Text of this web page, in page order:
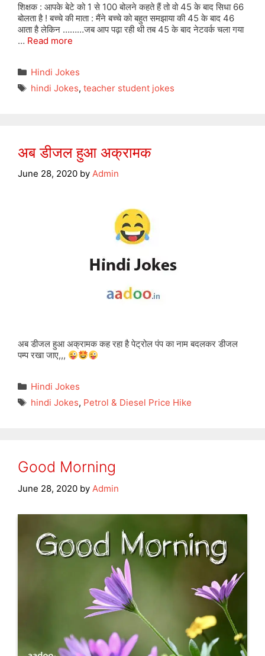
शिक्षक : आपके बेटे को 1 से 100 बोलने कहते हैं तो वो 45 के बाद सिधा 66
बोलता है ! बच्चे की माता : मैंने बच्चे को बहुत समझाया की 45 के बाद 46
आता है लेकिन ………जब आप पढ़ा रही थी तब 45 के बाद नेटवर्क चला गया
… Read more
Categories
Hindi Jokes
Tags
hindi Jokes, teacher student jokes
अब डीजल हुआ अक्रामक
June 28, 2020 by Admin
अब डीजल हुआ अक्रामक कह रहा है पेट्रोल पंप का नाम बदलकर डीजल
पम्प रखा जाए,,,
Categories
Hindi Jokes
Tags
hindi Jokes, Petrol & Diesel Price Hike
Good Morning
June 28, 2020 by Admin